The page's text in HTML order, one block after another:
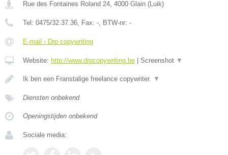
Rue des Fontaines Roland 24, 4000 Glain (Luik)
Tel: 0475/32.37.36, Fax: -, BTW-nr: -
E-mail › Drp copywriting
Website: http://www.drpcopywriting.be Screenshot ▼
Ik ben een Franstalige freelance copywriter. ▼
Diensten onbekend
Openingstijden onbekend
Sociale media: